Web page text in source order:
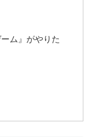
ム』がやりた